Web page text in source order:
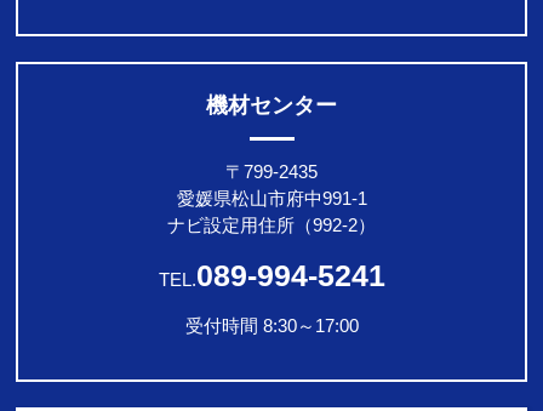
機材センター
〒799-2435
愛媛県松山市府中991-1
ナビ設定用住所（992-2）
TEL.089-994-5241
受付時間 8:30～17:00